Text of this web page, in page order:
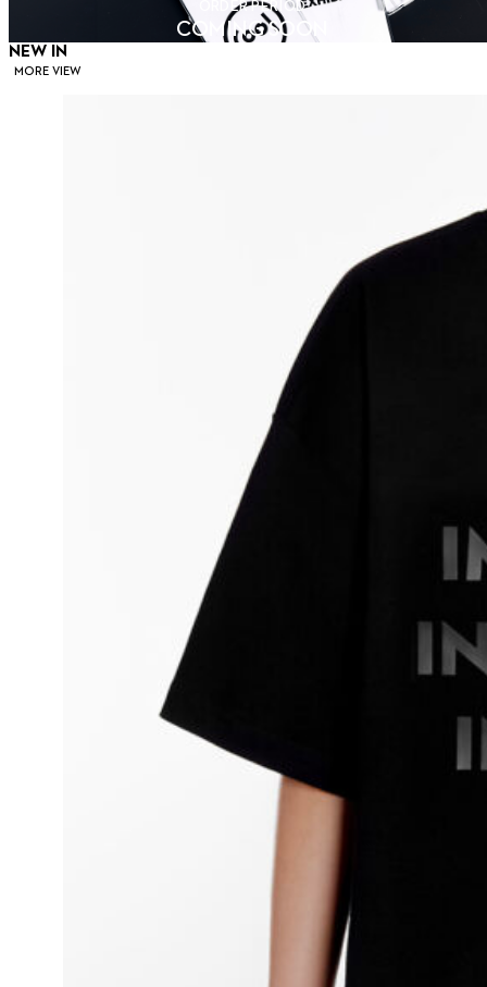
ORDER PERIOD
COMING SOON
NEW IN
MORE VIEW